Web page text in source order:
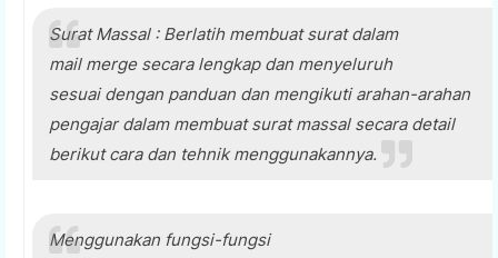
Surat Massal : Berlatih membuat surat dalam
mail merge secara lengkap dan menyeluruh
sesuai dengan panduan dan mengikuti arahan-arahan
pengajar dalam membuat surat massal secara detail
berikut cara dan tehnik menggunakannya.
Menggunakan fungsi-fungsi